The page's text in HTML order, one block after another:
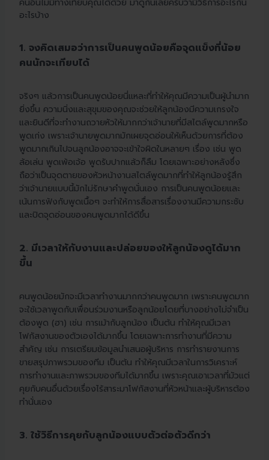
อะไรบ้าง
1. จงคิดเสมอว่าการเป็นคนพูดน้อยคือจุดแข็งที่น้อย
คนนักจะเทียบได้
จริงๆ แล้วการเป็นคนพูดน้อยนี่แหละที่ทำให้คุณมีความเป็นผู้นำมาก
ยิ่งขึ้น ความนิ่งและสุขุมของคุณจะช่วยให้ลูกน้องมีความเกรงใจ
และยินดีที่จะทำงานถวายหัวให้มากกว่าเจ้านายที่มีสไตล์พูดมากหรือ
พูดเก่ง เพราะเจ้านายพูดมากมักเผยจุดอ่อนให้เห็นด้วยการที่ต้อง
พูดมากเกินไปจนลูกน้องอาจจะเข้าใจผิดในหลายๆ เรื่อง เช่น พูด
ล้อเล่น พูดเพ้อเจ้อ พูดรับปากแล้วก็ลืม โดยเฉพาะอย่างหลังซึ่ง
ถือว่าเป็นจุดตายของหัวหน้างานสไตล์พูดมากที่ทำให้ลูกน้องรู้สึก
ว่าเจ้านายแบบนี้มักไม่รักษาคำพูดนั่นเอง การเป็นคนพูดน้อยและ
เน้นการฟังกับพูดเนื้อๆ จะทำให้การสื่อสารเรื่องงานมีความกระชับ
และปิดจุดอ่อนของคนพูดมากได้ดีขึ้น
2. มีเวลาให้กับงานและปล่อยของให้ลูกน้องดูได้มาก
ขึ้น
คนพูดน้อยมักจะมีเวลาทำงานมากกว่าคนพูดมาก เพราะคนพูดมาก
จะใช้เวลาพูดกับเพื่อนร่วมงานหรือลูกน้อยโดยที่บางอย่างไม่จำเป็น
ต้องพูด (ฮา) เช่น การเม้ากับลูกน้อง เป็นต้น ทำให้คุณมีเวลา
โฟกัสงานของตัวเองได้มากขึ้น โดยเฉพาะการทำงานที่มีความ
สำคัญ เช่น การเตรียมข้อมูลนำเสนอผู้บริหาร การทำรายงานการ
ขายสรุปภาพรวมของทีม เป็นต้น ทำให้คุณมีเวลาในการวิเคราะห์
การทำงานและภาพรวมของทีมได้มากขึ้น เพราะคุณเอาเวลาที่มัวแต่
คุยกับคนอื่นด้วยเรื่องไร้สาระมาโฟกัสงานที่หัวหน้าและผู้บริหารต้อง
ทำนั่นเอง
3. ใช้วิธีการคุยกับลูกน้องแบบตัวต่อตัวดีกว่า